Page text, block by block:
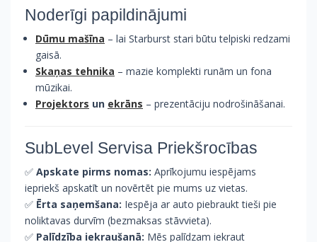
Noderīgi papildinājumi
Dūmu mašīna – lai Starburst stari būtu telpiski redzami
gaisā.
Skaņas tehnika – mazie komplekti runām un fona
mūzikai.
Projektors un ekrāns – prezentāciju nodrošināšanai.
SubLevel Servisa Priekšrocības
✅ Apskate pirms nomas: Aprīkojumu iespējams
iepriekš apskatīt un novērtēt pie mums uz vietas.
✅ Ērta saņemšana: Iespēja ar auto piebraukt tieši pie
noliktavas durvīm (bezmaksas stāvvieta).
✅ Palīdzība iekraušanā: Mēs palīdzam iekraut